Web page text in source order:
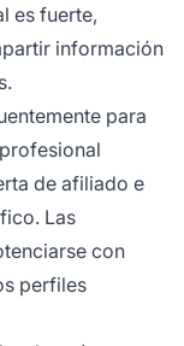
es fuerte,
información
para
de afiliado e
Las
con
perfiles